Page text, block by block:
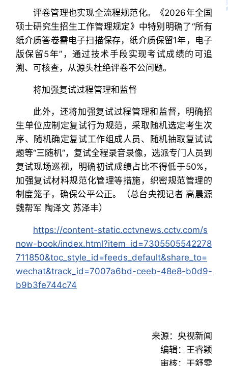
评卷管理也实现全流程规范化。《2026年全国
硕士研究生招生工作管理规定》中特别明确了“所有
纸介质答卷需电子扫描保存，纸介质保留1年，电子
版保留5年”，通过技术手段实现考试成绩的可追
溯、可核查，从源头杜绝评卷不公问题。
将加强复试过程管理和监督
此外，还将加强复试过程管理和监督，明确招
生单位应制定复试行为规范，采取随机选定考生次
序、随机确定复试工作组成人员、随机抽取复试试
题等“三随机”，复试全程录音录像，选派专门人员到
复试现场巡视，明确初试成绩占比不得低于50%，
加强复试材料规范化管理等措施，织密规范管理的
制度笼子，确保公平公正。（总台央视记者 高晨源
魏帮军 陶泽文 苏泽丰）
https://content-static.cctvnews.cctv.com/s
now-book/index.html?item_id=7305505542278
711850&toc_style_id=feeds_default&share_to=
wechat&track_id=7007a6bd-ceeb-48e8-b0d9-
b9b3fe744c74
来源：央视新闻
编辑：王睿颖
审核：于舒雯